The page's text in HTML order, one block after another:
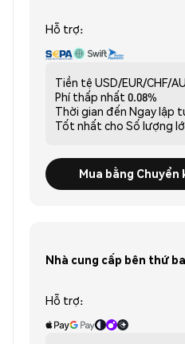
Hỗ trợ:
Tiền tệ USD/EUR/CHF/
Phí thấp nhất 0.08%
Thời gian đến Ngay lập
Tốt nhất cho Số lượng
Mua bằng Chuyển
Nhà cung cấp bên thứ ba
Hỗ trợ: